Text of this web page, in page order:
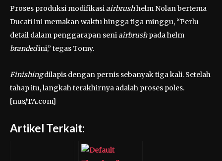
Proses produksi modifikasiairbrushhelm Nolan bertema
Ducati ini memakan waktu hingga tiga minggu, “Perlu
detail dalam penggarapan seniairbrushpada helm
brandedini,” tegas Tomy.
Finishingdilapis dengan pernis sebanyak tiga kali. Setelah
tahap itu, langkah terakhirnya adalah proses poles.
[nus/TA.com]
Artikel Terkait: